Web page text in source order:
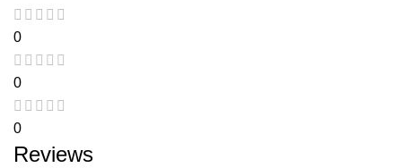
0
0
0
Reviews